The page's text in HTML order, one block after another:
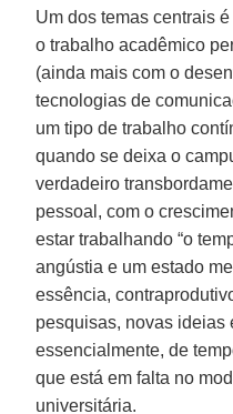
Um dos temas centrais
o trabalho acadêmico
(ainda mais com o
tecnologias de
um tipo de trabalho
quando se deixa o
verdadeiro
pessoal, com o
estar trabalhando “o
angústia e um estado
essência,
pesquisas, novas ideias
essencialmente, de
que está em falta no
universitária.